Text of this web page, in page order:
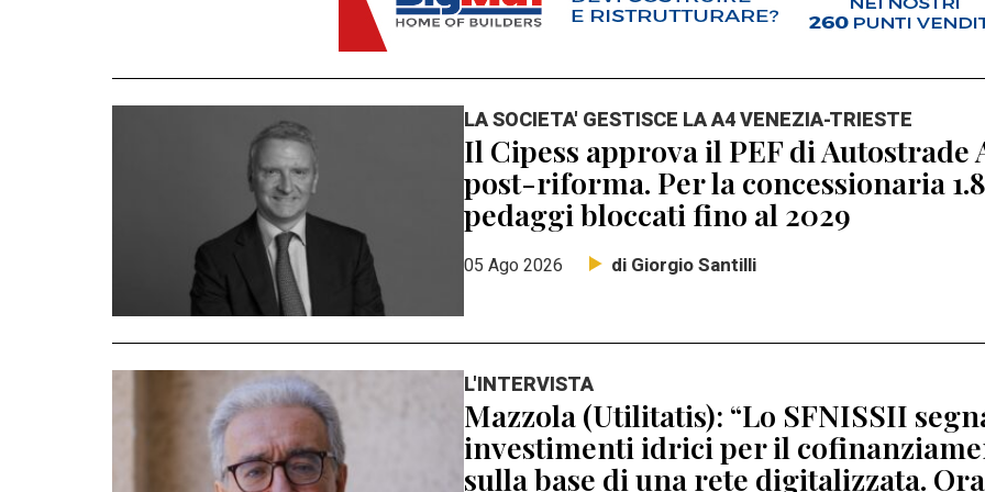
LA SOCIETA' GESTISCE LA A4 VENEZIA-TRIESTE
Il Cipess approva il PEF di
post-riforma. Per la concessionaria
pedaggi bloccati fino al 2029
05 Ago 2026 di Giorgio Santilli
L'INTERVISTA
Mazzola (Utilitatis): “Lo SFNISSII
investimenti idrici per il
sulla base di una rete digitalizzata.